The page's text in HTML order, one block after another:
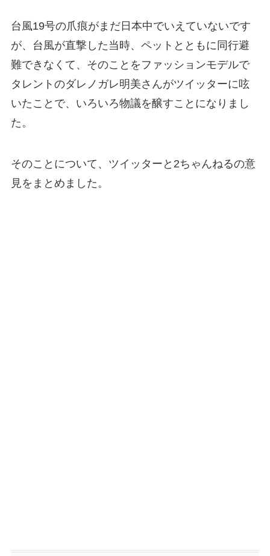
台風19号の爪痕がまだ日本中でいえていないです
が、台風が直撃した当時、ペットとともに同行避
難できなくて、そのことをファッションモデルで
タレントのダレノガレ明美さんがツイッターに呟
いたことで、いろいろ物議を醸すことになりまし
た。
そのことについて、ツイッターと2ちゃんねるの意
見をまとめました。